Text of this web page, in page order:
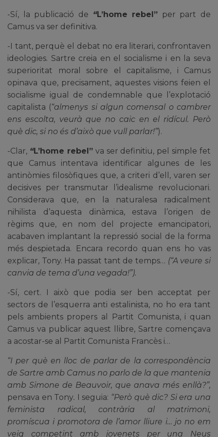
-Sí, la publicació de “L’home rebel” per part de
Camus va ser definitiva.
-I tant, perquè el debat no era literari, confrontaven
ideologies. Sartre creia en el socialisme i en la seva
superioritat moral sobre el capitalisme, i Camus
opinava que, precisament, aquestes visions feien el
socialisme igual de condemnable que l’explotació
capitalista (“almenys si algun comensal o cambrer
ens escolta, veurà que no caic en el ridícul. Però
què dic, si no és d’això que vull parlar!”).
-Clar, “L’home rebel”va ser definitiu, pel simple fet
que Camus intentava identificar algunes de les
antinòmies filosòfiques que, a criteri d’ell, varen ser
decisives per transmutar l’idealisme revolucionari.
Considerava que, en la naturalesa radicalment
nihilista d’aquesta dinàmica, estava l’origen de
règims que, en nom del projecte emancipatori,
acabaven implantant la repressió social de la forma
més despietada. Encara recordo quan ens ho vas
explicar, Tony. Ha passat tant de temps… (“A veure si
canvia de tema d’una vegada!”).
-Sí, cert. I això que podia ser ben acceptat per
sectors de l’esquerra anti estalinista, no ho era tant
pels ambients propers al Partit Comunista, i quan
Camus va publicar aquest llibre, Sartre començava
a acostar-se al Partit Comunista Francès i…
“I per què en lloc de parlar de la correspondència
de Sartre amb Camus no parlo de la que mantenia
amb Simone de Beauvoir, que anava més enllà?”,
pensava en Tony. I seguia: “Però què dic? Si era una
feminista radical, contrària al matrimoni,
promíscua i promotora de l’amor lliure i… jo no em
veig competint amb jovenets per una Neus